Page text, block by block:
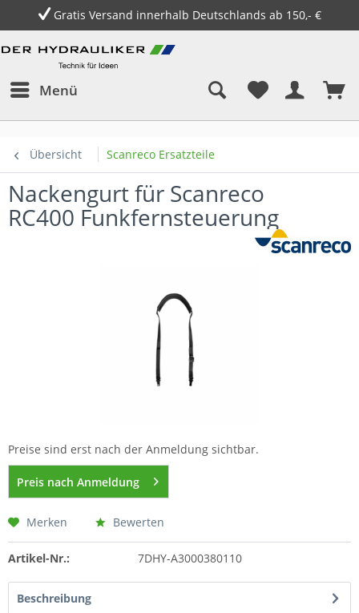
Gratis Versand innerhalb Deutschlands ab 150,- €
Menü
Übersicht Scanreco Ersatzteile
Nackengurt für Scanreco
RC400 Funkfernsteuerung
Preise sind erst nach der Anmeldung sichtbar.
Preis nach Anmeldung
Merken Bewerten
Artikel-Nr.: 7DHY-A3000380110
Beschreibung